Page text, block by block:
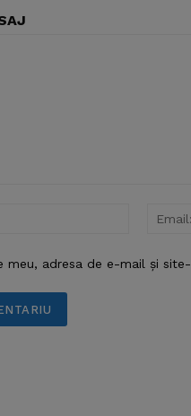
Nume:*
meu, adresa de e-mail și